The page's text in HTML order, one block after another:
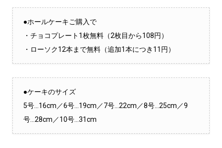
●ホールケーキご購入で
・チョコプレート1枚無料（2枚目から108円）
・ローソク12本まで無料（追加1本につき11円）
●ケーキのサイズ
5号…16cm／6号…19cm／7号…22cm／8号…25cm／9
号…28cm／10号…31cm